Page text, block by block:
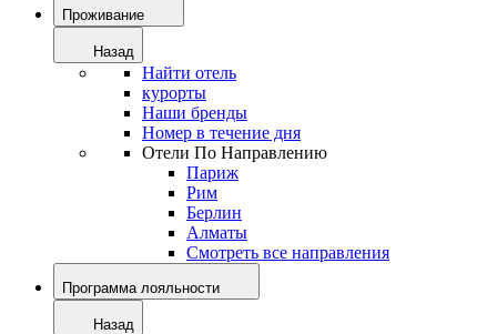
Проживание
Назад
Найти отель
курорты
Наши бренды
Номер в течение дня
Отели По Направлению
Париж
Рим
Берлин
Алматы
Смотреть все направления
Программа лояльности
Назад